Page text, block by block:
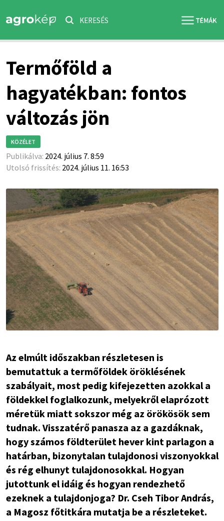
KERESÉS
Termőföld a
hagyatékban: fontos
változás jön
KÖZÉLET
Publikálva: 2024. július 7. 8:59
Utolsó frissítés: 2024. július 11. 16:53
Az elmúlt időszakban részletesen is
bemutattuk a termőföldek öröklésének
szabályait, most pedig kifejezetten azokkal a
földekkel foglalkozunk, melyekről elaprózott
méretük miatt sokszor még az örökösök sem
tudnak. Visszatérő panasza az a gazdáknak,
hogy számos földterület hever kint parlagon a
határban, bizonytalan tulajdonosi viszonyokkal
és rég elhunyt tulajdonosokkal. Hogyan
jutottunk el idáig és hogyan rendezhető
ezeknek a tulajdonjoga? Dr. Cseh Tibor András,
a Magosz főtitkára mutatja be a részleteket.